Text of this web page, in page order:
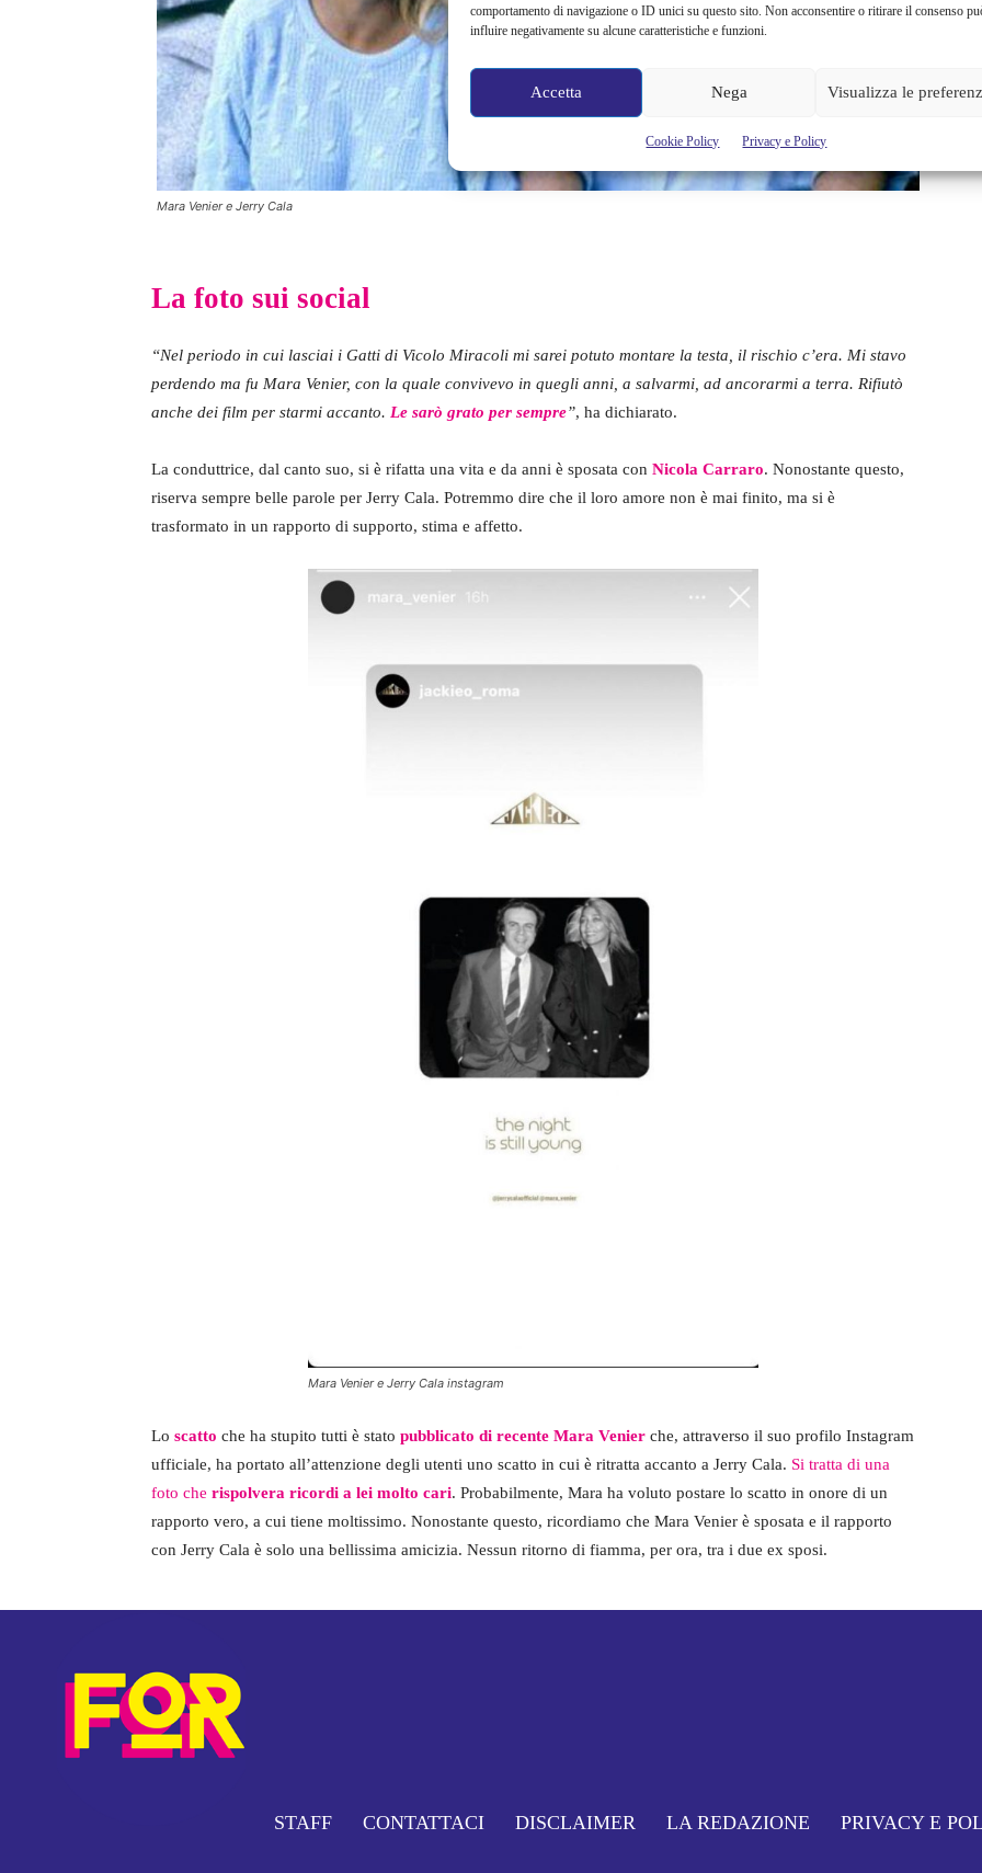
comportamento di navigazione o ID unici su questo sito. Non acconsentire o ritirare il consenso
influire negativamente su alcune caratteristiche e funzioni.
Accetta Nega Visualizza le
Cookie Policy Privacy e Policy
Mara Venier e Jerry Cala
La foto sui social
“Nel periodo in cui lasciai i Gatti di Vicolo Miracoli mi sarei potuto montare la testa, il rischio c’era. Mi stavo
perdendo ma fu Mara Venier, con la quale convivevo in quegli anni, a salvarmi, ad ancorarmi a terra. Rifiutò
anche dei film per starmi accanto. Le sarò grato per sempre”, ha dichiarato.
La conduttrice, dal canto suo, si è rifatta una vita e da anni è sposata con Nicola Carraro. Nonostante questo,
riserva sempre belle parole per Jerry Cala. Potremmo dire che il loro amore non è mai finito, ma si è
trasformato in un rapporto di supporto, stima e affetto.
Mara Venier e Jerry Cala instagram
Lo scatto che ha stupito tutti è stato pubblicato di recente Mara Venier che, attraverso il suo profilo Instagram
ufficiale, ha portato all’attenzione degli utenti uno scatto in cui è ritratta accanto a Jerry Cala. Si tratta di una
foto che rispolvera ricordi a lei molto cari. Probabilmente, Mara ha voluto postare lo scatto in onore di un
rapporto vero, a cui tiene moltissimo. Nonostante questo, ricordiamo che Mara Venier è sposata e il rapporto
con Jerry Cala è solo una bellissima amicizia. Nessun ritorno di fiamma, per ora, tra i due ex sposi.
STAFF CONTATTACI DISCLAIMER LA REDAZIONE PRIVACY E